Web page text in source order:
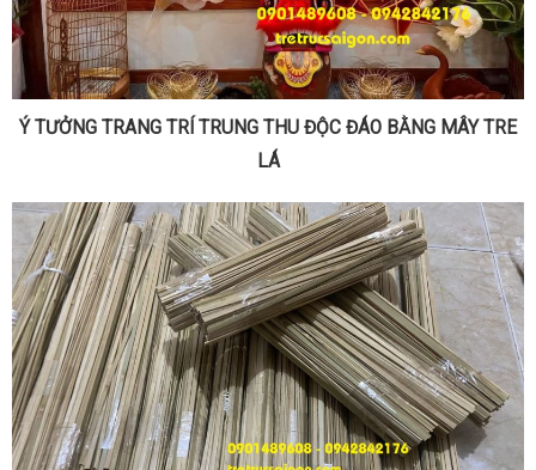
Ý TƯỞNG TRANG TRÍ TRUNG THU ĐỘC ĐÁO BẰNG MÂY TRE
LÁ